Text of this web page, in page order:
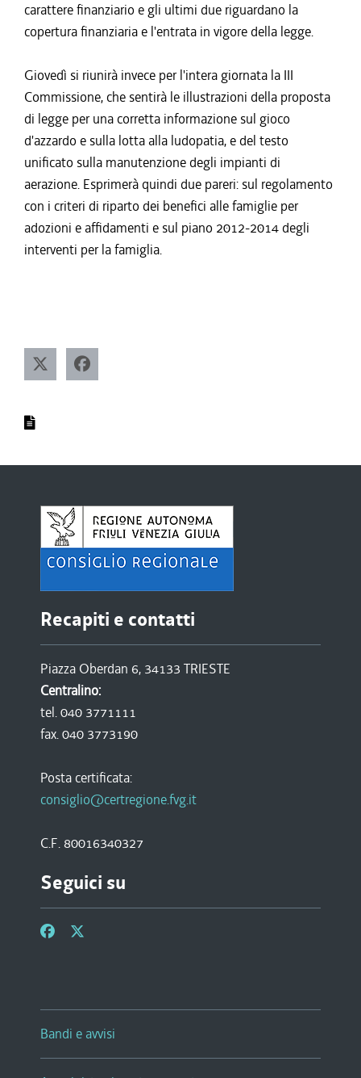
carattere finanziario e gli ultimi due riguardano la
copertura finanziaria e l'entrata in vigore della legge.
Giovedì si riunirà invece per l'intera giornata la III
Commissione, che sentirà le illustrazioni della proposta
di legge per una corretta informazione sul gioco
d'azzardo e sulla lotta alla ludopatia, e del testo
unificato sulla manutenzione degli impianti di
aerazione. Esprimerà quindi due pareri: sul regolamento
con i criteri di riparto dei benefici alle famiglie per
adozioni e affidamenti e sul piano 2012-2014 degli
interventi per la famiglia.
Recapiti e contatti
Piazza Oberdan 6, 34133 TRIESTE
Centralino:
tel. 040 3771111
fax. 040 3773190
Posta certificata:
consiglio@certregione.fvg.it
C.F. 80016340327
Seguici su
Bandi e avvisi